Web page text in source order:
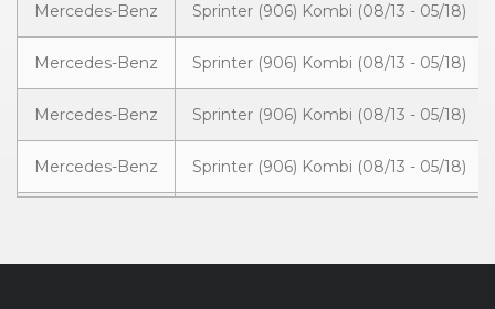
Mercedes-Benz Sprinter (906) Kombi (08/13 - 05/18)
Mercedes-Benz Sprinter (906) Kombi (08/13 - 05/18)
Mercedes-Benz Sprinter (906) Kombi (08/13 - 05/18)
Mercedes-Benz Sprinter (906) Kombi (08/13 - 05/18)
Mercedes-Benz Sprinter (906) Kombi (08/13 - 05/18)